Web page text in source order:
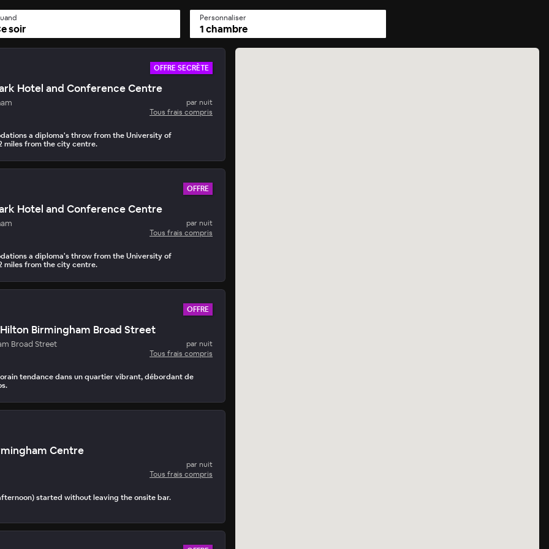
soir
Personnaliser
1 chambre
OFFRE SECRÈTE
Hotel and Conference Centre
par nuit
Tous frais compris
a diploma's throw from the University of
miles from the city centre.
du Jour
jour • 15 mins pour réserver
OFFRE
Hotel and Conference Centre
par nuit
Tous frais compris
a diploma's throw from the University of
miles from the city centre.
OFFRE
Birmingham Broad Street
Broad Street
par nuit
Tous frais compris
tendance dans un quartier vibrant, débordant de
Centre
par nuit
Tous frais compris
started without leaving the onsite bar.